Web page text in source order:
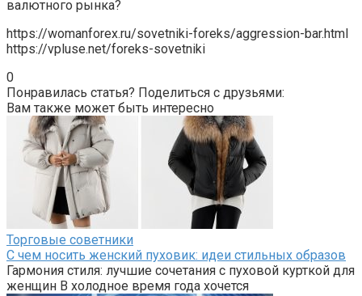
валютного рынка?
https://womanforex.ru/sovetniki-foreks/aggression-bar.html
https://vpluse.net/foreks-sovetniki
0
Понравилась статья? Поделиться с друзьями:
Вам также может быть интересно
Торговые советники
С чем носить женский пуховик: идеи стильных образов
Гармония стиля: лучшие сочетания с пуховой курткой для
женщин В холодное время года хочется